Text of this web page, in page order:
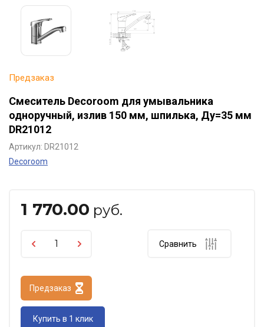
Предзаказ
Смеситель Decoroom для умывальника
одноручный, излив 150 мм, шпилька, Ду=35 мм
DR21012
Артикул: DR21012
Decoroom
1 770.00 руб.
Сравнить
Предзаказ
Купить в 1 клик